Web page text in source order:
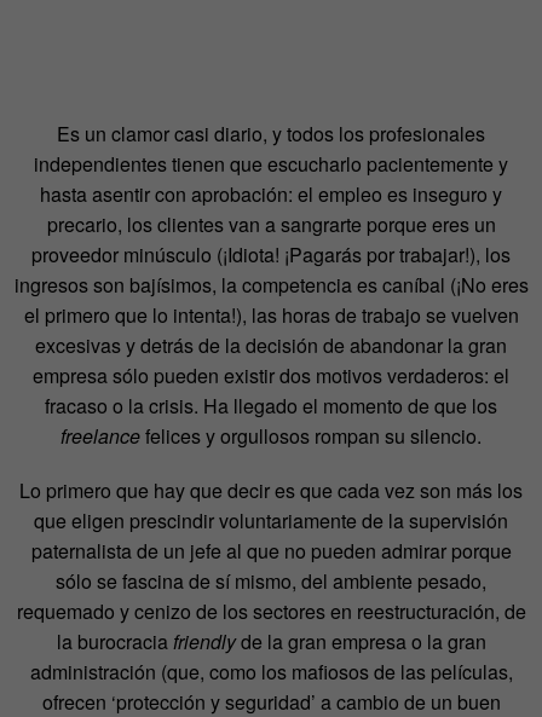
Es un clamor casi diario, y todos los profesionales
independientes tienen que escucharlo pacientemente y
hasta asentir con aprobación: el empleo es inseguro y
precario, los clientes van a sangrarte porque eres un
proveedor minúsculo (¡Idiota! ¡Pagarás por trabajar!), los
ingresos son bajísimos, la competencia es caníbal (¡No eres
el primero que lo intenta!), las horas de trabajo se vuelven
excesivas y detrás de la decisión de abandonar la gran
empresa sólo pueden existir dos motivos verdaderos: el
fracaso o la crisis. Ha llegado el momento de que los
freelancefelices y orgullosos rompan su silencio.
Lo primero que hay que decir es que cada vez son más los
que eligen prescindir voluntariamente de la supervisión
paternalista de un jefe al que no pueden admirar porque
sólo se fascina de sí mismo, del ambiente pesado,
requemado y cenizo de los sectores en reestructuración, de
la burocraciafriendlyde la gran empresa o la gran
administración (que, como los mafiosos de las películas,
ofrecen ‘protección y seguridad’ a cambio de un buen